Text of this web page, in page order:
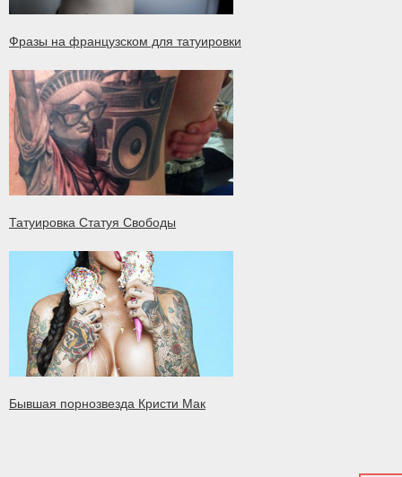
Фразы на французском для татуировки
Татуировка Статуя Свободы
Бывшая порнозвезда Кристи Мак